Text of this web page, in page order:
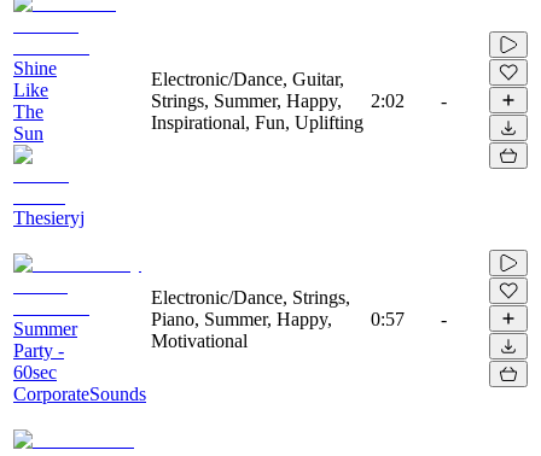
Shine
Like
The
Sun
Thesieryj
Electronic/Dance, Guitar,
Strings, Summer, Happy,
Inspirational, Fun, Uplifting
2:02 -
Summer
Party -
60sec
CorporateSounds
Electronic/Dance, Strings,
Piano, Summer, Happy,
Motivational
0:57 -